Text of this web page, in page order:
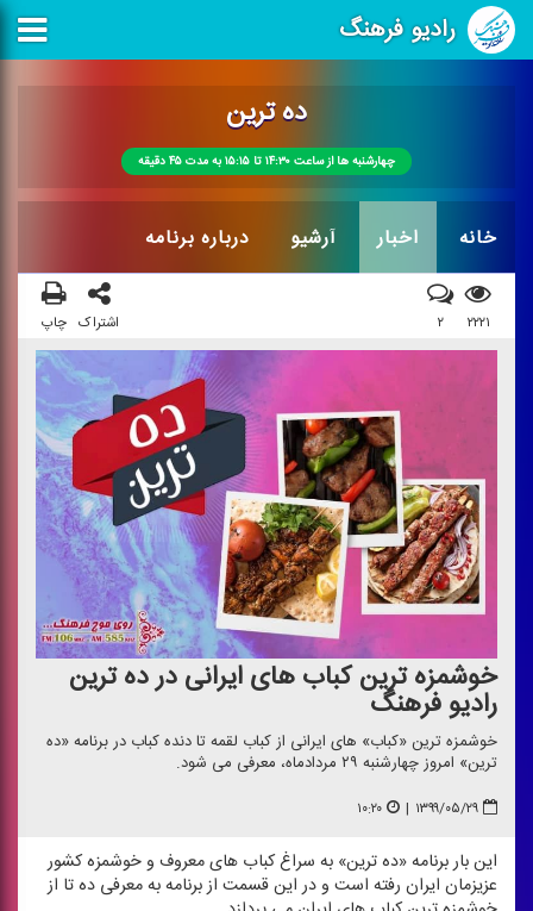
رادیو فرهنگ
ده ترین
چهارشنبه ها از ساعت ۱۴:۳۰ تا ۱۵:۱۵ به مدت ۴۵ دقیقه
خانه اخبار آرشیو درباره برنامه
۲۲۲۱ ۲ اشتراک چاپ
خوشمزه ترین كباب های ایرانی در ده ترین
رادیو فرهنگ
خوشمزه ترین «كباب» های ایرانی از كباب لقمه تا دنده كباب در برنامه «ده
ترین» امروز چهارشنبه ۲۹ مردادماه، معرفی می شود.
۱۳۹۹/۰۵/۲۹ | ۱۰:۲۰
این بار برنامه «ده ترین» به سراغ كباب های معروف و خوشمزه كشور
عزیزمان ایران رفته است و در این قسمت از برنامه به معرفی ده تا از